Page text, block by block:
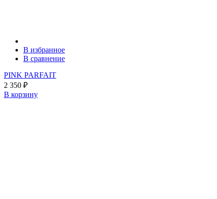
В избранное
В сравнение
PINK PARFAIT
2 350 ₽
В корзину